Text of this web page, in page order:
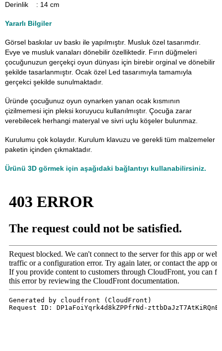
Derinlik : 14 cm
Yararlı Bilgiler
Görsel baskılar uv baskı ile yapılmıştır. Musluk özel tasarımdır.
Evye ve musluk vanaları dönebilir özelliktedir. Fırın düğmeleri
çocuğunuzun gerçekçi oyun dünyası için birebir orginal ve dönebilir
şekilde tasarlanmıştır. Ocak özel Led tasarımıyla tamamıyla
gerçekci şekilde sunulmaktadır.
Üründe çocuğunuz oyun oynarken yanan ocak kısmının
çizilmemesi için pleksi koruyucu kullanılmıştır. Çocuğa zarar
verebilecek herhangi materyal ve sivri uçlu köşeler bulunmaz.
Kurulumu çok kolaydır. Kurulum klavuzu ve gerekli tüm malzemeler
paketin içinden çıkmaktadır.
Ürünü 3D görmek için aşağıdaki bağlantıyı kullanabilirsiniz.